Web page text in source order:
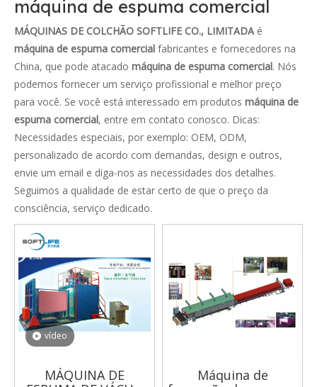
máquina de espuma comercial
MÁQUINAS DE COLCHÃO SOFTLIFE CO., LIMITADA é
máquina de espuma comercial fabricantes e fornecedores na
China, que pode atacado máquina de espuma comercial. Nós
podemos fornecer um serviço profissional e melhor preço
para você. Se você está interessado em produtos máquina de
espuma comercial, entre em contato conosco. Dicas:
Necessidades especiais, por exemplo: OEM, ODM,
personalizado de acordo com demandas, design e outros,
envie um email e diga-nos as necessidades dos detalhes.
Seguimos a qualidade de estar certo de que o preço da
consciência, serviço dedicado.
vídeo
MÁQUINA DE
Máquina de